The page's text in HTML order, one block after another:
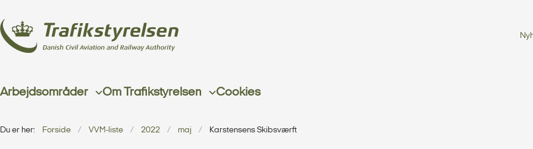
Arbejdsområder Om Trafikstyrelsen Cookies
Du er her: Forside VVM-liste 2022 maj Karstensens Skibsværft